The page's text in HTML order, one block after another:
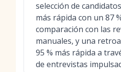
selección de
más rápida con un 87
comparación con las
manuales, y una
95 % más rápida a
de entrevistas